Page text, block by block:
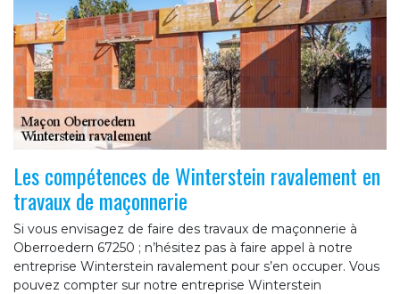
Les compétences de Winterstein ravalement en
travaux de maçonnerie
Si vous envisagez de faire des travaux de maçonnerie à
Oberroedern 67250 ; n’hésitez pas à faire appel à notre
entreprise Winterstein ravalement pour s’en occuper. Vous
pouvez compter sur notre entreprise Winterstein